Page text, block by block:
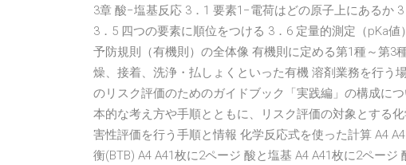
3章 酸−塩基反応 3．1 要素1−電荷はどの原子上にあるか
3．5 四つの要素に順位をつける 3．6 定量的測定（pKa
予防規則（有機則）の全体像 有機則に定める第1種～第3
燥、接着、洗浄・払しょくといった有機 溶剤業務を行う
のリスク評価のためのガイドブック「実践編」の構成に
本的な考え方や手順とともに、リスク評価の対象とする
害性評価を行う手順と情報 化学反応式を使った計算 A4
衡(BTB) A4 A41枚に2ページ 酸と塩基 A4 A41枚に2ページ